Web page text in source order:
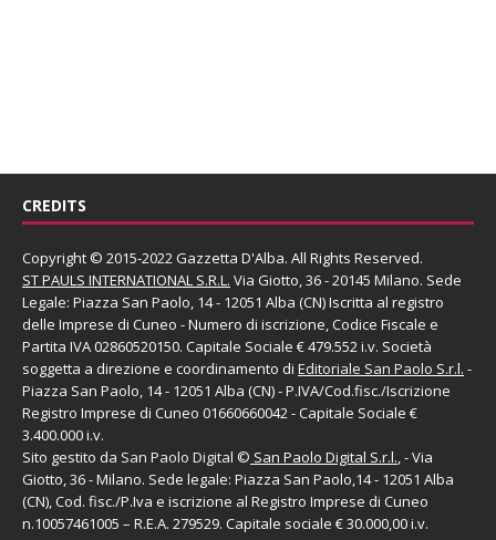
CREDITS
Copyright © 2015-2022 Gazzetta D'Alba. All Rights Reserved.
ST PAULS INTERNATIONAL S.R.L. Via Giotto, 36 - 20145 Milano. Sede
Legale: Piazza San Paolo, 14 - 12051 Alba (CN) Iscritta al registro
delle Imprese di Cuneo - Numero di iscrizione, Codice Fiscale e
Partita IVA 02860520150. Capitale Sociale € 479.552 i.v. Società
soggetta a direzione e coordinamento di Editoriale San Paolo S.r.l. -
Piazza San Paolo, 14 - 12051 Alba (CN) - P.IVA/Cod.fisc./Iscrizione
Registro Imprese di Cuneo 01660660042 - Capitale Sociale €
3.400.000 i.v.
Sito gestito da San Paolo Digital © San Paolo Digital S.r.l., - Via
Giotto, 36 - Milano. Sede legale: Piazza San Paolo,14 - 12051 Alba
(CN), Cod. fisc./P.Iva e iscrizione al Registro Imprese di Cuneo
n.10057461005 – R.E.A. 279529. Capitale sociale € 30.000,00 i.v.